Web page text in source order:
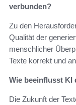
verbunden?
Zu den
Qualität der
menschlicher
Texte korrekt und
Wie beeinflusst KI
Die Zukunft der